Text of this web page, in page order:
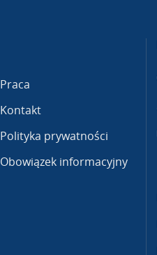
Praca
Kontakt
Polityka prywatności
Obowiązek informacyjny